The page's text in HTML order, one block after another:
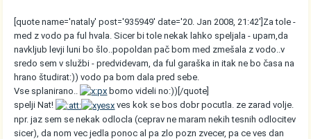
[quote name='nataly' post='935949' date='20. Jan 2008, 21:42']Za tole -
med z vodo pa ful hvala. Sicer bi tole nekak lahko speljala - upam,da
navkljub levji luni bo šlo..popoldan pač bom med zmešala z vodo..v
sredo sem v službi - predvidevam, da ful garaška in itak ne bo časa na
hrano študirat:)) vodo pa bom dala pred sebe.
Vse splanirano..
bomo videli no:))[/quote]
spelji Nat!
ves kok se bos dobr pocutla. ze zarad volje.
npr. jaz sem se nekak odlocla (ceprav ne maram nekih tesnih odlocitev
sicer), da nom vec jedla ponoc al pa zlo pozn zvecer, pa ce ves dan